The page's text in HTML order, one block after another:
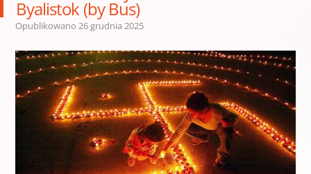
Byalistok (by Bus)
Opublikowano 26 grudnia 2025